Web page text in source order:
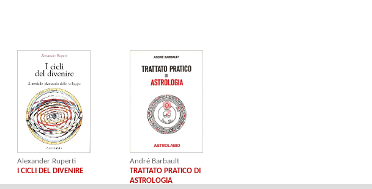
Alexander Ruperti
I CICLI DEL DIVENIRE
André Barbault
TRATTATO PRATICO DI
ASTROLOGIA